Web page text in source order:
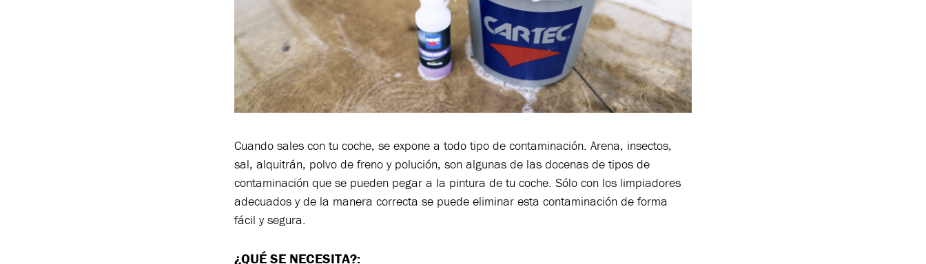
Cuando sales con tu coche, se expone a todo tipo de contaminación. Arena, insectos,
sal, alquitrán, polvo de freno y polución, son algunas de las docenas de tipos de
contaminación que se pueden pegar a la pintura de tu coche. Sólo con los limpiadores
adecuados y de la manera correcta se puede eliminar esta contaminación de forma
fácil y segura.
¿QUÉ SE NECESITA?: